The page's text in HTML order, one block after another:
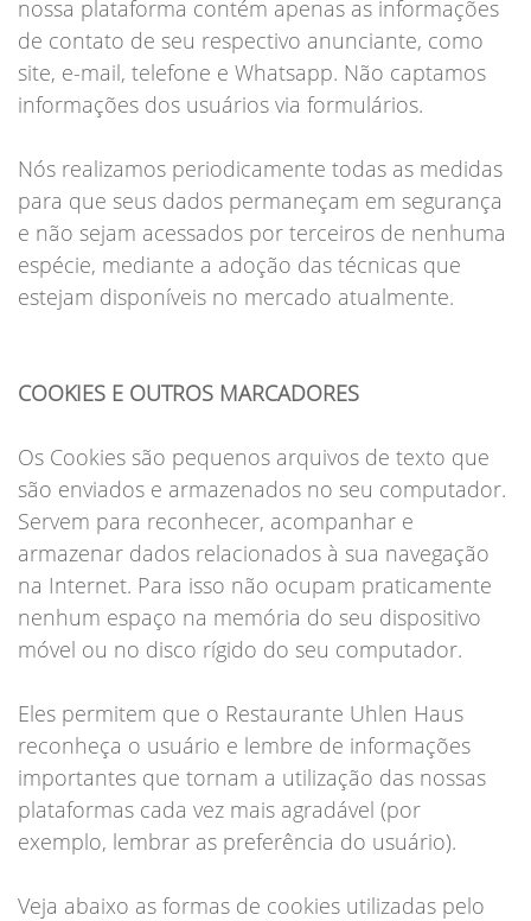
nossa plataforma contém apenas as informações
de contato de seu respectivo anunciante, como
site, e-mail, telefone e Whatsapp. Não captamos
informações dos usuários via formulários.
Nós realizamos periodicamente todas as medidas
para que seus dados permaneçam em segurança
e não sejam acessados por terceiros de nenhuma
espécie, mediante a adoção das técnicas que
estejam disponíveis no mercado atualmente.
COOKIES E OUTROS MARCADORES
Os Cookies são pequenos arquivos de texto que
são enviados e armazenados no seu computador.
Servem para reconhecer, acompanhar e
armazenar dados relacionados à sua navegação
na Internet. Para isso não ocupam praticamente
nenhum espaço na memória do seu dispositivo
móvel ou no disco rígido do seu computador.
Eles permitem que o Restaurante Uhlen Haus
reconheça o usuário e lembre de informações
importantes que tornam a utilização das nossas
plataformas cada vez mais agradável (por
exemplo, lembrar as preferência do usuário).
Veja abaixo as formas de cookies utilizadas pelo